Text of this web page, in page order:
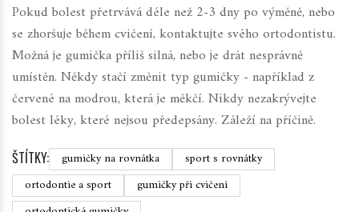
Pokud bolest přetrvává déle než 2-3 dny po výměně, nebo
se zhoršuje během cvičení, kontaktujte svého ortodontistu.
Možná je gumička příliš silná, nebo je drát nesprávně
umístěn. Někdy stačí změnit typ gumičky - například z
červené na modrou, která je měkčí. Nikdy nezakrývejte
bolest léky, které nejsou předepsány. Záleží na příčině.
ŠTÍTKY: gumičky na rovnátka
sport s rovnátky
ortodontie a sport
gumičky při cvičení